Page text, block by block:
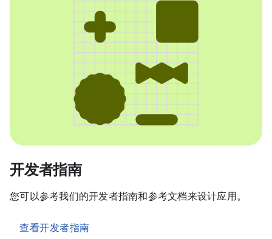
开发者指南
您可以参考我们的开发者指南和参考文档来设计应用。
查看开发者指南